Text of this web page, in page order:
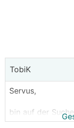
TobiK
Servus,
bin auf der
Xa 20x2 300m